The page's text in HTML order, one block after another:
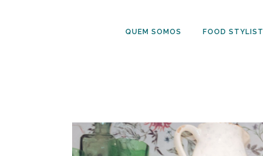
QUEM SOMOS FOOD STYLIST